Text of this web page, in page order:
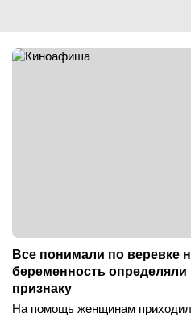
Все понимали по веревке
беременность
признаку
На помощь женщинам